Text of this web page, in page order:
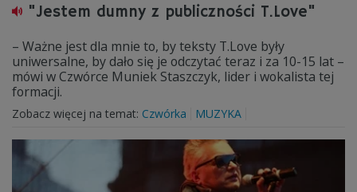
"Jestem dumny z publiczności T.Love"
– Ważne jest dla mnie to, by teksty T.Love były
uniwersalne, by dało się je odczytać teraz i za 10-15 lat –
mówi w Czwórce Muniek Staszczyk, lider i wokalista tej
formacji.
Zobacz więcej na temat: Czwórka MUZYKA